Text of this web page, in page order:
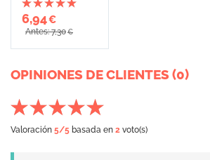
6,94€
Antes: 7,30€
OPINIONES DE CLIENTES (0)
Valoración 5/5 basada en 2 voto(s)